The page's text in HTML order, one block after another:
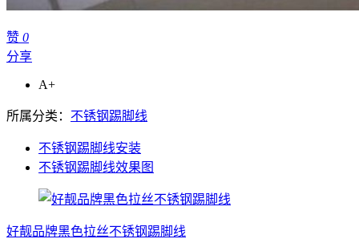
赞 0
分享
A+
所属分类： 不锈钢踢脚线
不锈钢踢脚线安装
不锈钢踢脚线效果图
好靓品牌黑色拉丝不锈钢踢脚线